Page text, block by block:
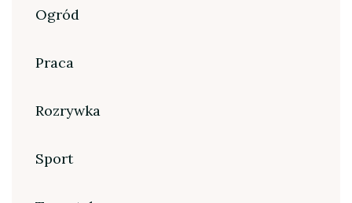
Ogród
Praca
Rozrywka
Sport